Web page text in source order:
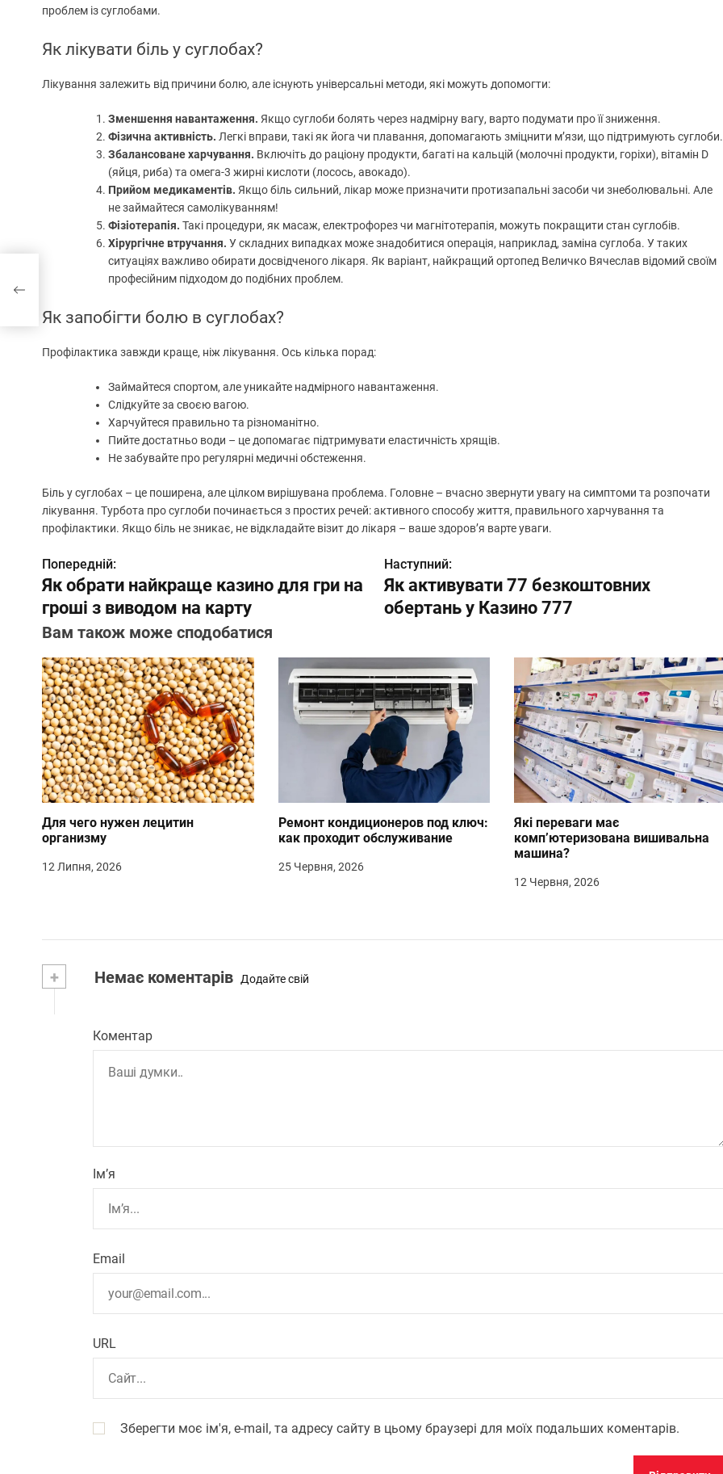
проблем із суглобами.
Як лікувати біль у суглобах?
Лікування залежить від причини болю, але існують універсальні методи, які можуть допомогти:
Зменшення навантаження. Якщо суглоби болять через надмірну вагу, варто подумати про її зниження.
Фізична активність. Легкі вправи, такі як йога чи плавання, допомагають зміцнити м’язи, що підтримують суглоби.
Збалансоване харчування. Включіть до раціону продукти, багаті на кальцій (молочні продукти, горіхи), вітамін D
(яйця, риба) та омега-3 жирні кислоти (лосось, авокадо).
Прийом медикаментів. Якщо біль сильний, лікар може призначити протизапальні засоби чи знеболювальні. Але
не займайтеся самолікуванням!
Фізіотерапія. Такі процедури, як масаж, електрофорез чи магнітотерапія, можуть покращити стан суглобів.
Хірургічне втручання. У складних випадках може знадобитися операція, наприклад, заміна суглоба. У таких
ситуаціях важливо обирати досвідченого лікаря. Як варіант, найкращий ортопед Величко Вячеслав відомий своїм
професійним підходом до подібних проблем.
Як запобігти болю в суглобах?
Профілактика завжди краще, ніж лікування. Ось кілька порад:
Займайтеся спортом, але уникайте надмірного навантаження.
Слідкуйте за своєю вагою.
Харчуйтеся правильно та різноманітно.
Пийте достатньо води – це допомагає підтримувати еластичність хрящів.
Не забувайте про регулярні медичні обстеження.
Біль у суглобах – це поширена, але цілком вирішувана проблема. Головне – вчасно звернути увагу на симптоми та розпочати
лікування. Турбота про суглоби починається з простих речей: активного способу життя, правильного харчування та
профілактики. Якщо біль не зникає, не відкладайте візит до лікаря – ваше здоров’я варте уваги.
Н
а
в
і
г
а
ц
і
я
з
а
и
с
Попередній:
Як обрати найкраще казино для гри на
гроші з виводом на карту
Наступний:
Як активувати 77 безкоштовних
обертань у Казино 777
Вам також може сподобатися
Для чего нужен лецитин
организму
12 Липня, 2026
Ремонт кондиционеров под ключ:
как проходит обслуживание
25 Червня, 2026
Які переваги має
комп’ютеризована вишивальна
машина?
12 Червня, 2026
+ Немає коментарів Додайте свій
Коментар
Ім’я
Email
URL
Зберегти моє ім'я, e-mail, та адресу сайту в цьому браузері для моїх подальших коментарів.